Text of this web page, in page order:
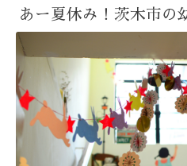
あー夏休み！茨木市の